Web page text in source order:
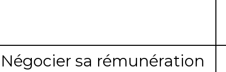
Négocier sa rémunération